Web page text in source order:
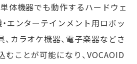
体機器でも動作するハードウェ
エンターテインメント用ロボッ
カラオケ機器、電子楽器などさ
むことが可能になり、VOCAOID